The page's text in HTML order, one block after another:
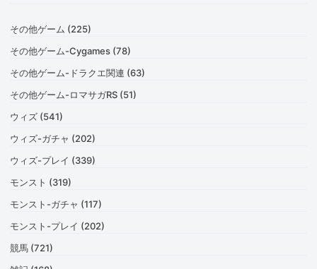
その他ゲーム (225)
その他ゲーム-Cygames (78)
その他ゲーム-ドラクエ関連 (63)
その他ゲーム-ロマサガRS (51)
ウィズ (541)
ウィズ-ガチャ (202)
ウィズ-プレイ (339)
モンスト (319)
モンスト-ガチャ (117)
モンスト-プレイ (202)
競馬 (721)